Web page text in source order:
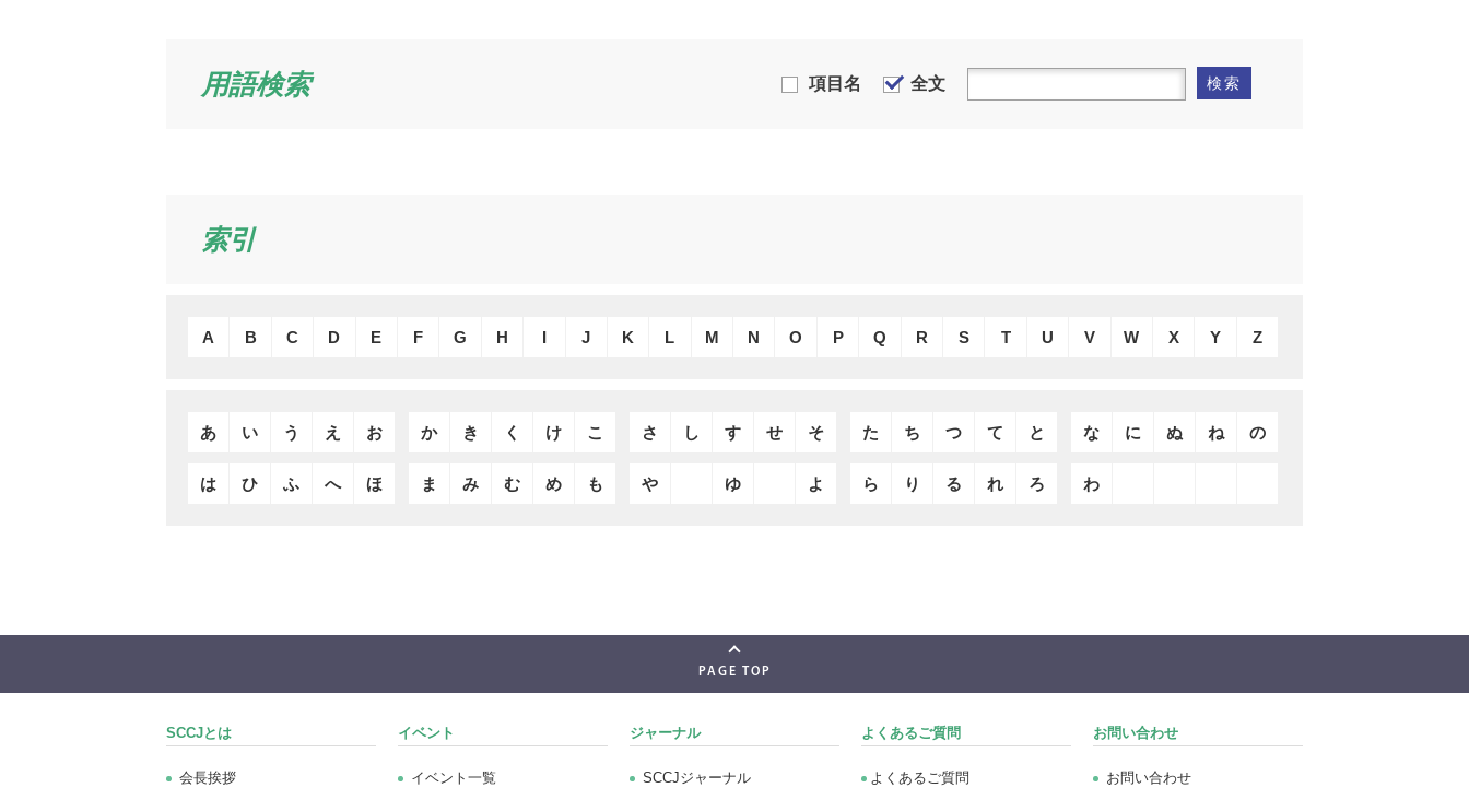
用語検索 項目名 全文 検索
索引
A B C D E F G H I J K L M N O P Q R S T U V W X Y Z
あ い う え お か き く け こ さ し す せ そ た ち つ て と な に ぬ ね の
は ひ ふ へ ほ ま み む め も や ゆ よ ら り る れ ろ わ
PAGE TOP
SCCJとは
会長挨拶
イベント
イベント一覧
ジャーナル
SCCJジャーナル
よくあるご質問
よくあるご質問
お問い合わせ
お問い合わせ